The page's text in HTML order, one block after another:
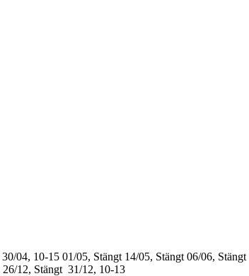
30/04, 10-15 01/05, Stängt 14/05, Stängt 06/06, Stängt
26/12, Stängt 31/12, 10-13